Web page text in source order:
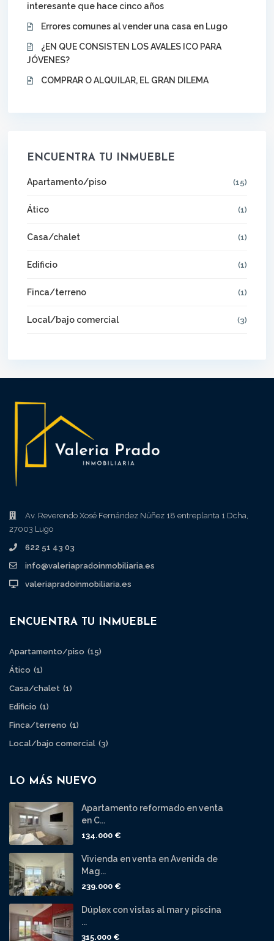
interesante que hace cinco años
Errores comunes al vender una casa en Lugo
¿EN QUE CONSISTEN LOS AVALES ICO PARA
JÓVENES?
COMPRAR O ALQUILAR, EL GRAN DILEMA
ENCUENTRA TU INMUEBLE
Apartamento/piso (15)
Ático (1)
Casa/chalet (1)
Edificio (1)
Finca/terreno (1)
Local/bajo comercial (3)
Av. Reverendo Xosé Fernández Núñez 18 entreplanta 1 Dcha,
27003 Lugo
622 51 43 03
info@valeriapradoinmobiliaria.es
valeriapradoinmobiliaria.es
ENCUENTRA TU INMUEBLE
Apartamento/piso (15)
Ático (1)
Casa/chalet (1)
Edificio (1)
Finca/terreno (1)
Local/bajo comercial (3)
LO MÁS NUEVO
Apartamento reformado en venta
en C...
134.000 €
Vivienda en venta en Avenida de
Mag...
239.000 €
Dúplex con vistas al mar y piscina
...
315.000 €